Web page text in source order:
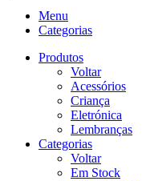
Menu
Categorias
Produtos
Voltar
Acessórios
Criança
Eletrónica
Lembranças
Categorias
Voltar
Em Stock